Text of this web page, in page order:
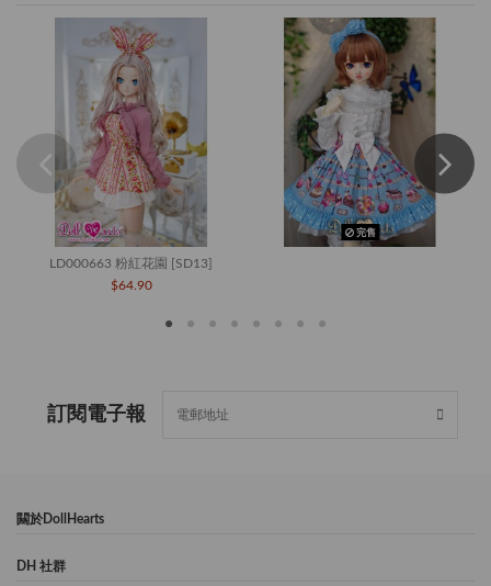
LD000663 粉紅花園 [SD13]
$64.90
完售
訂閱電子報
闗於DollHearts
DH 社群